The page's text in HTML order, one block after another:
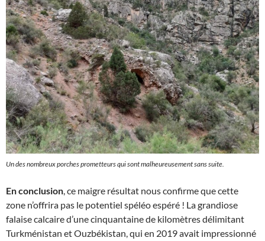
Un des nombreux porches prometteurs qui sont malheureusement sans suite.
En conclusion, ce maigre résultat nous confirme que cette
zone n’offrira pas le potentiel spéléo espéré ! La grandiose
falaise calcaire d’une cinquantaine de kilomètres délimitant
Turkménistan et Ouzbékistan, qui en 2019 avait impressionné